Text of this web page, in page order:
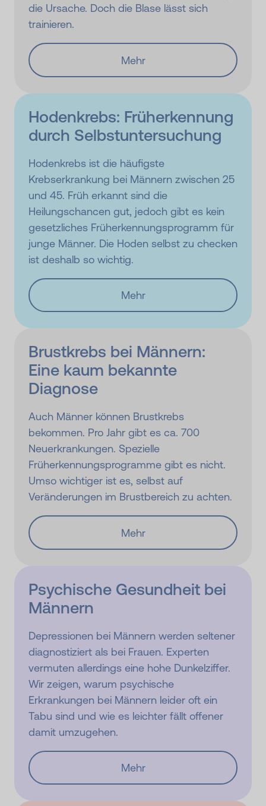
die Ursache. Doch die Blase lässt sich
trainieren.
Mehr
Hodenkrebs: Früherkennung
durch Selbst­unter­suchung
Hodenkrebs ist die häufigste
Krebserkrankung bei Männern zwischen 25
und 45. Früh erkannt sind die
Heilungschancen gut, jedoch gibt es kein
gesetzliches Früherkennungsprogramm für
junge Männer. Die Hoden selbst zu checken
ist deshalb so wichtig.
Mehr
Brustkrebs bei Männern:
Eine kaum bekannte
Diagnose
Auch Männer können Brustkrebs
bekommen. Pro Jahr gibt es ca. 700
Neuerkrankungen. Spezielle
Früherkennungsprogramme gibt es nicht.
Umso wichtiger ist es, selbst auf
Veränderungen im Brustbereich zu achten.
Mehr
Psychische Gesundheit bei
Männern
Depressionen bei Männern werden seltener
diagnostiziert als bei Frauen. Experten
vermuten allerdings eine hohe Dunkelziffer.
Wir zeigen, warum psychische
Erkrankungen bei Männern leider oft ein
Tabu sind und wie es leichter fällt offener
damit umzugehen.
Mehr